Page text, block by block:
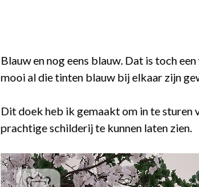
Blauw en nog eens blauw. Dat is toch
mooi al die tinten blauw bij elkaar zijn
Dit doek heb ik gemaakt om in te sturen
prachtige schilderij te kunnen laten zien.